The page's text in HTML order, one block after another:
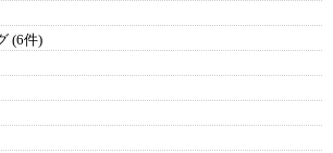
(6件)